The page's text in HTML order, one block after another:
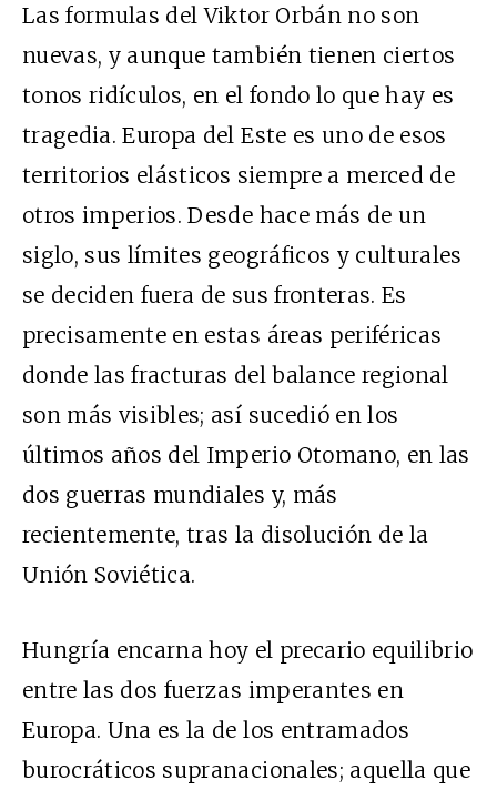
Las formulas del Viktor Orbán no son
nuevas, y aunque también tienen ciertos
tonos ridículos, en el fondo lo que hay es
tragedia. Europa del Este es uno de esos
territorios elásticos siempre a merced de
otros imperios. Desde hace más de un
siglo, sus límites geográficos y culturales
se deciden fuera de sus fronteras. Es
precisamente en estas áreas periféricas
donde las fracturas del balance regional
son más visibles; así sucedió en los
últimos años del Imperio Otomano, en las
dos guerras mundiales y, más
recientemente, tras la disolución de la
Unión Soviética.
Hungría encarna hoy el precario equilibrio
entre las dos fuerzas imperantes en
Europa. Una es la de los entramados
burocráticos supranacionales; aquella que